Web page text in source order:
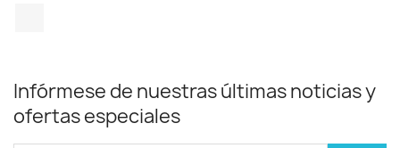
Infórmese de nuestras últimas noticias y
ofertas especiales